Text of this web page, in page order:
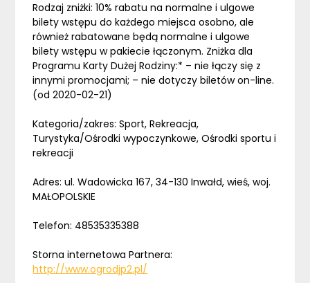
Rodzaj zniżki: 10% rabatu na normalne i ulgowe
bilety wstępu do każdego miejsca osobno, ale
również rabatowane będą normalne i ulgowe
bilety wstępu w pakiecie łączonym. Zniżka dla
Programu Karty Dużej Rodziny:* – nie łączy się z
innymi promocjami; – nie dotyczy biletów on-line.
(od 2020-02-21)
Kategoria/zakres: Sport, Rekreacja,
Turystyka/Ośrodki wypoczynkowe, Ośrodki sportu i
rekreacji
Adres: ul. Wadowicka 167, 34-130 Inwałd, wieś, woj.
MAŁOPOLSKIE
Telefon: 48535335388
Storna internetowa Partnera:
http://www.ogrodjp2.pl/